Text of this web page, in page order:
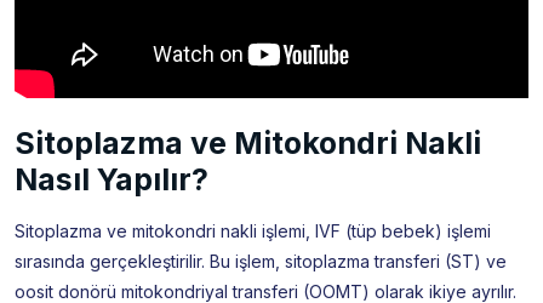
Sitoplazma ve Mitokondri Nakli
Nasıl Yapılır?
Sitoplazma ve mitokondri nakli işlemi, IVF (tüp bebek) işlemi
sırasında gerçekleştirilir. Bu işlem, sitoplazma transferi (ST) ve
oosit donörü mitokondriyal transferi (OOMT) olarak ikiye ayrılır.